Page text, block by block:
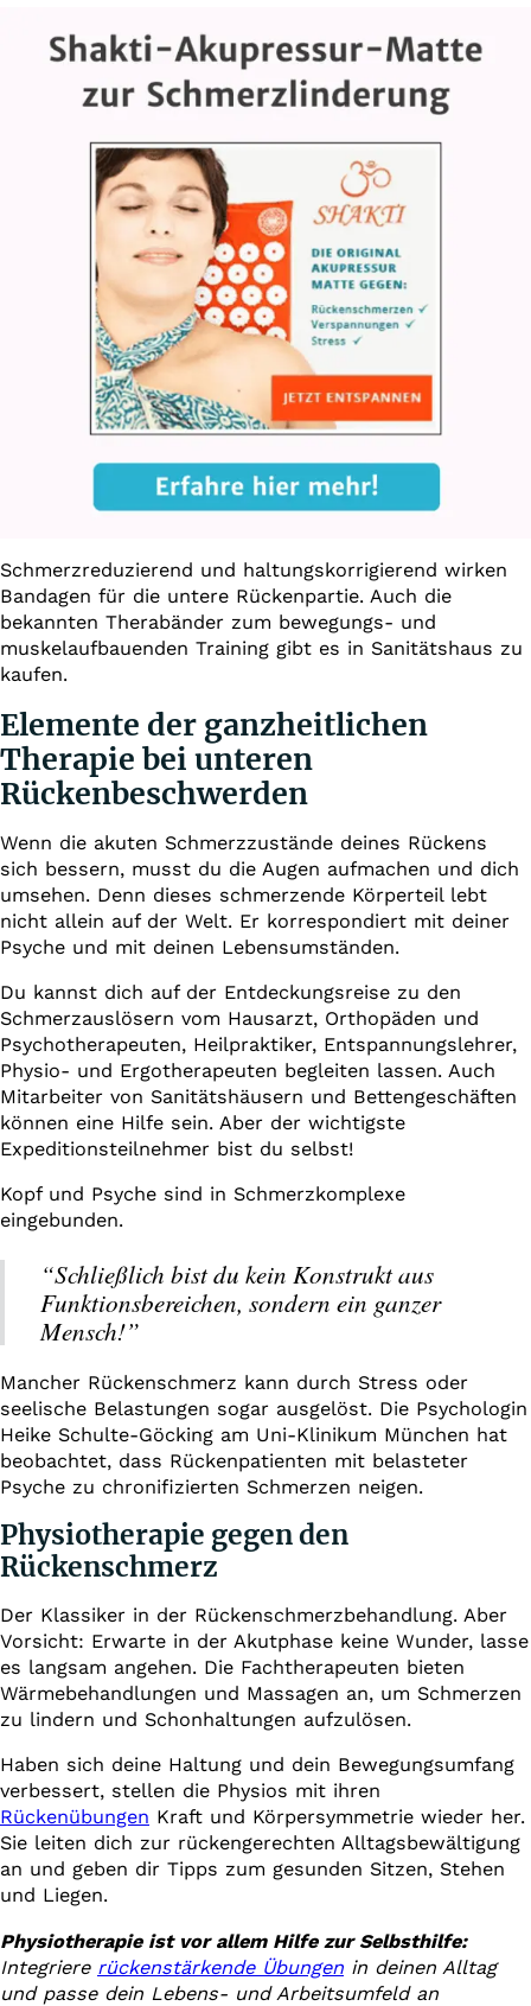
Schmerzreduzierend und haltungskorrigierend wirken
Bandagen für die untere Rückenpartie. Auch die
bekannten Therabänder zum bewegungs- und
muskelaufbauenden Training gibt es in Sanitätshaus zu
kaufen.
Elemente der ganzheitlichen
Therapie bei unteren
Rückenbeschwerden
Wenn die akuten Schmerzzustände deines Rückens
sich bessern, musst du die Augen aufmachen und dich
umsehen. Denn dieses schmerzende Körperteil lebt
nicht allein auf der Welt. Er korrespondiert mit deiner
Psyche und mit deinen Lebensumständen.
Du kannst dich auf der Entdeckungsreise zu den
Schmerzauslösern vom Hausarzt, Orthopäden und
Psychotherapeuten, Heilpraktiker, Entspannungslehrer,
Physio- und Ergotherapeuten begleiten lassen. Auch
Mitarbeiter von Sanitätshäusern und Bettengeschäften
können eine Hilfe sein. Aber der wichtigste
Expeditionsteilnehmer bist du selbst!
Kopf und Psyche sind in Schmerzkomplexe
eingebunden.
“Schließlich bist du kein Konstrukt aus
Funktionsbereichen, sondern ein ganzer
Mensch!”
Mancher Rückenschmerz kann durch Stress oder
seelische Belastungen sogar ausgelöst. Die Psychologin
Heike Schulte-Göcking am Uni-Klinikum München hat
beobachtet, dass Rückenpatienten mit belasteter
Psyche zu chronifizierten Schmerzen neigen.
Physiotherapie gegen den
Rückenschmerz
Der Klassiker in der Rückenschmerzbehandlung. Aber
Vorsicht: Erwarte in der Akutphase keine Wunder, lasse
es langsam angehen. Die Fachtherapeuten bieten
Wärmebehandlungen und Massagen an, um Schmerzen
zu lindern und Schonhaltungen aufzulösen.
Haben sich deine Haltung und dein Bewegungsumfang
verbessert, stellen die Physios mit ihren
Rückenübungen Kraft und Körpersymmetrie wieder her.
Sie leiten dich zur rückengerechten Alltagsbewältigung
an und geben dir Tipps zum gesunden Sitzen, Stehen
und Liegen.
Physiotherapie ist vor allem Hilfe zur Selbsthilfe:
Integriere rückenstärkende Übungen in deinen Alltag
und passe dein Lebens- und Arbeitsumfeld an